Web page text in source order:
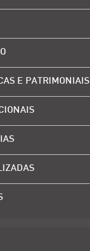
E PATRIMONIAIS